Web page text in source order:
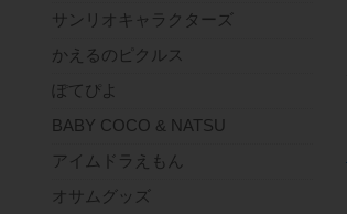
サンリオキャラクターズ
かえるのピクルス
ぽてぴよ
BABY COCO & NATSU
アイムドラえもん
オサムグッズ